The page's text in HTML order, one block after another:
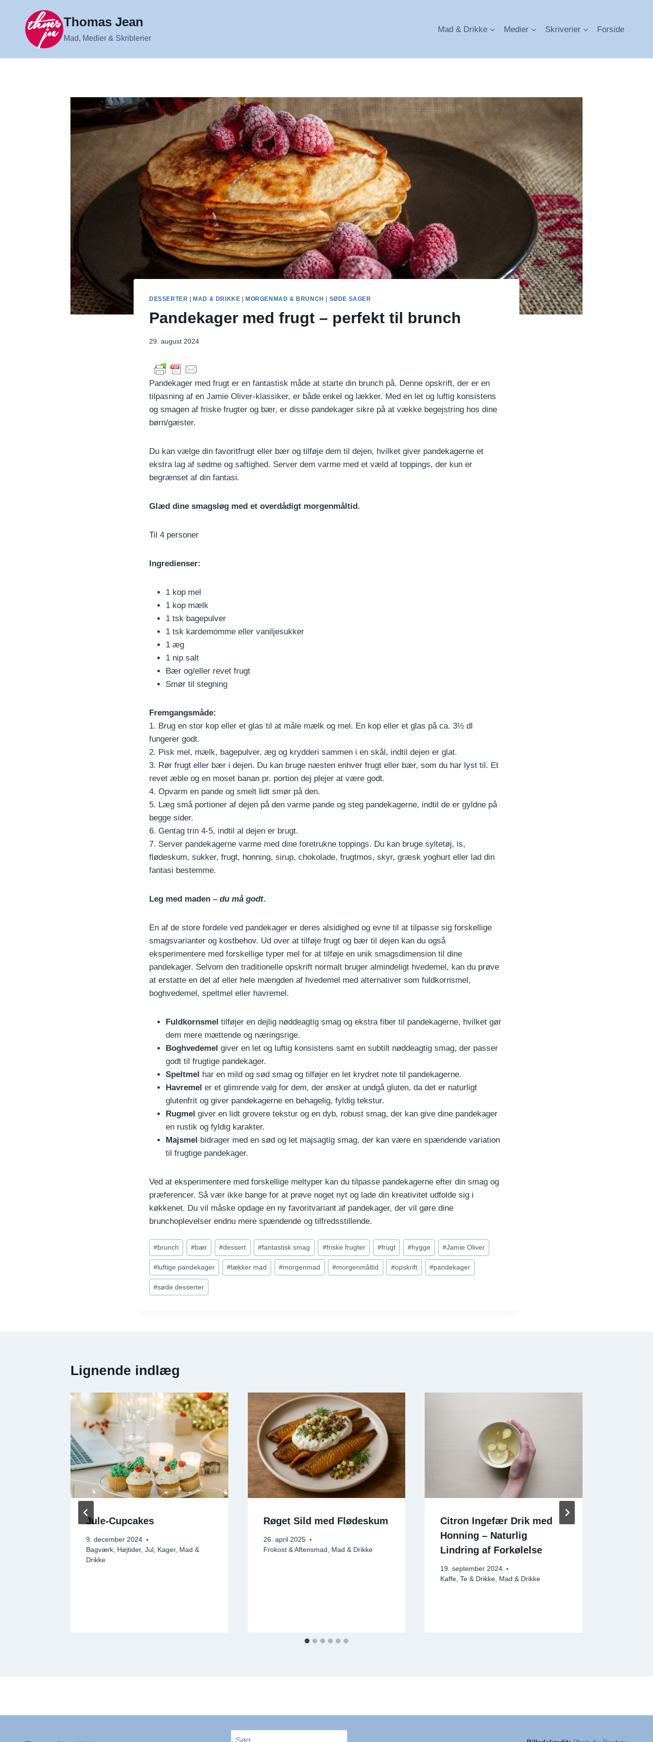
indhold
Thomas Jean
Mad, Medier & Skriblerier
Mad & Drikke Medier Skriverier Forside
DESSERTER |MAD & DRIKKE |MORGENMAD & BRUNCH | SØDE SAGER
Pandekager med frugt – perfekt til brunch
29. august 2024
Pandekager med frugt er en fantastisk måde at starte din brunch på. Denne opskrift, der er en
tilpasning af en Jamie Oliver-klassiker, er både enkel og lækker. Med en let og luftig konsistens
og smagen af friske frugter og bær, er disse pandekager sikre på at vække begejstring hos dine
børn/gæster.
Du kan vælge din favoritfrugt eller bær og tilføje dem til dejen, hvilket giver pandekagerne et
ekstra lag af sødme og saftighed. Server dem varme med et væld af toppings, der kun er
begrænset af din fantasi.
Glæd dine smagsløg med et overdådigt morgenmåltid.
Til 4 personer
Ingredienser:
1 kop mel
1 kop mælk
1 tsk bagepulver
1 tsk kardemomme eller vaniljesukker
1 æg
1 nip salt
Bær og/eller revet frugt
Smør til stegning
Fremgangsmåde:
1. Brug en stor kop eller et glas til at måle mælk og mel. En kop eller et glas på ca. 3½ dl
fungerer godt.
2. Pisk mel, mælk, bagepulver, æg og krydderi sammen i en skål, indtil dejen er glat.
3. Rør frugt eller bær i dejen. Du kan bruge næsten enhver frugt eller bær, som du har lyst til. Et
revet æble og en moset banan pr. portion dej plejer at være godt.
4. Opvarm en pande og smelt lidt smør på den.
5. Læg små portioner af dejen på den varme pande og steg pandekagerne, indtil de er gyldne på
begge sider.
6. Gentag trin 4-5, indtil al dejen er brugt.
7. Server pandekagerne varme med dine foretrukne toppings. Du kan bruge syltetøj, is,
flødeskum, sukker, frugt, honning, sirup, chokolade, frugtmos, skyr, græsk yoghurt eller lad din
fantasi bestemme.
Leg med maden – du må godt.
En af de store fordele ved pandekager er deres alsidighed og evne til at tilpasse sig forskellige
smagsvarianter og kostbehov. Ud over at tilføje frugt og bær til dejen kan du også
eksperimentere med forskellige typer mel for at tilføje en unik smagsdimension til dine
pandekager. Selvom den traditionelle opskrift normalt bruger almindeligt hvedemel, kan du prøve
at erstatte en del af eller hele mængden af hvedemel med alternativer som fuldkornsmel,
boghvedemel, speltmel eller havremel.
Fuldkornsmel tilføjer en dejlig nøddeagtig smag og ekstra fiber til pandekagerne, hvilket gør
dem mere mættende og næringsrige.
Boghvedemel giver en let og luftig konsistens samt en subtilt nøddeagtig smag, der passer
godt til frugtige pandekager.
Speltmel har en mild og sød smag og tilføjer en let krydret note til pandekagerne.
Havremel er et glimrende valg for dem, der ønsker at undgå gluten, da det er naturligt
glutenfrit og giver pandekagerne en behagelig, fyldig tekstur.
Rugmel giver en lidt grovere tekstur og en dyb, robust smag, der kan give dine pandekager
en rustik og fyldig karakter.
Majsmel bidrager med en sød og let majsagtig smag, der kan være en spændende variation
til frugtige pandekager.
Ved at eksperimentere med forskellige meltyper kan du tilpasse pandekagerne efter din smag og
præferencer. Så vær ikke bange for at prøve noget nyt og lade din kreativitet udfolde sig i
køkkenet. Du vil måske opdage en ny favoritvariant af pandekager, der vil gøre dine
brunchoplevelser endnu mere spændende og tilfredsstillende.
Indlæg-
tags:
#brunch #bær #dessert #fantastisk smag #friske frugter #frugt #hygge #Jamie Oliver
# luftige pandekager # lækker mad #morgenmad #morgenmåltid #opskrift #pandekager
#søde desserter
Lignende indlæg
Jule-Cupcakes
9. december 2024
Bagværk, Højtider, Jul , Kager, Mad &
Drikke
Røget Sild med Flødeskum
26. april 2025
Frokost & Aftensmad , Mad & Drikke
Citron Ingefær Drik med
Honning – Naturlig
Lindring af Forkølelse
19. september 2024
Kaffe, Te & Drikke, Mad & Drikke
Søg